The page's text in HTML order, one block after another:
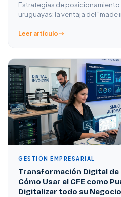
Estrategias de posicionamiento
uruguayas: la ventaja del "made
Leer artículo
GESTIÓN EMPRESARIAL
Transformación Digital de
Cómo Usar el CFE como
Digitalizar todo su Negocio